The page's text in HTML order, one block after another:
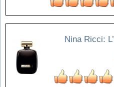
Nina Ricci: